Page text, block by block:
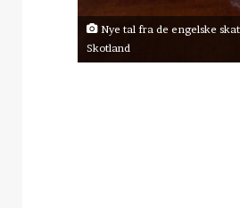
Nye tal fra de engelske
Skotland